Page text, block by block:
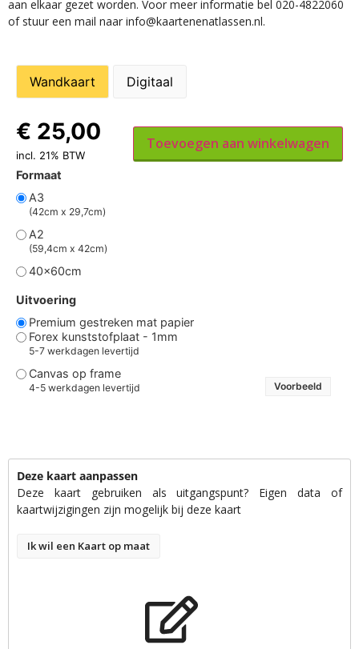
aan elkaar gezet worden. Voor meer informatie bel 020-4822060
of stuur een mail naar info@kaartenenatlassen.nl.
Wandkaart Digitaal
Formaat
A3
(42cm x 29,7cm)
A2
(59,4cm x 42cm)
40x60cm
Uitvoering
Premium gestreken mat papier
Forex kunststofplaat - 1mm
5-7 werkdagen levertijd
Canvas op frame
4-5 werkdagen levertijd Voorbeeld
€ 25,00
incl. 21% BTW
Toevoegen aan winkelwagen
Deze kaart aanpassen
Deze kaart gebruiken als uitgangspunt? Eigen data of
kaartwijzigingen zijn mogelijk bij deze kaart
Ik wil een Kaart op maat